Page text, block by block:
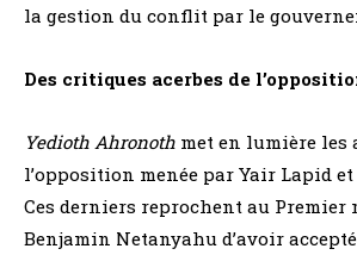
la gestion du conflit par le
Des critiques acerbes de
Yedioth Ahronoth met en lumière les
l’opposition menée par Yair Lapid et
Ces derniers reprochent au
Benjamin Netanyahu d’avoir